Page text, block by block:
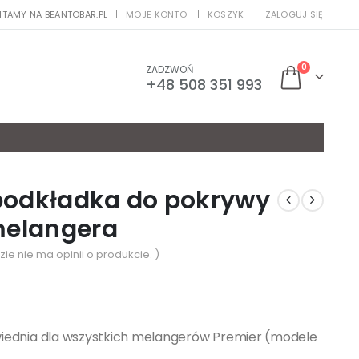
NA BEANTOBAR.PL | MOJE KONTO KOSZYK ZALOGUJ SIĘ
ZADZWOŃ
+48 508 351 993
0
do pokrywy
nie ma opinii o produkcie. )
dla wszystkich melangerów Premier (modele